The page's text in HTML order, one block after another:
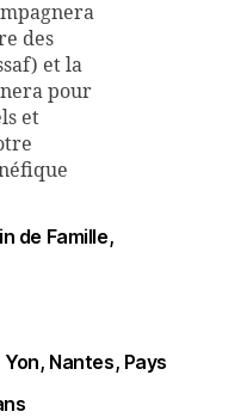
des
et la
pour
et
de Famille
Nantes Pays